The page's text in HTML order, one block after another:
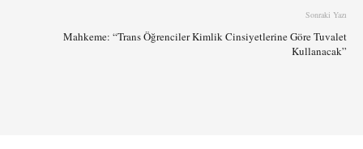
Sonraki Yazı
Mahkeme: “Trans Öğrenciler Kimlik Cinsiyetlerine Göre Tuvalet
Kullanacak”